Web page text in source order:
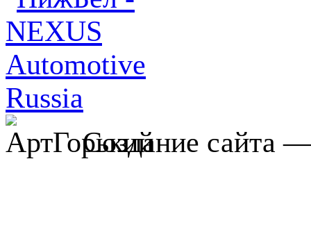
Создание сайта